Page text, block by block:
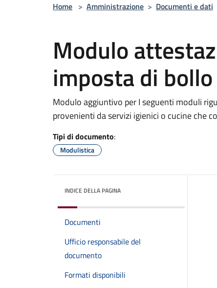
Home > Amministrazione > Documenti e dati
Modulo
imposta di bollo
Modulo aggiuntivo per I seguenti moduli
provenienti da servizi igienici o cucine che
Tipi di documento:
Modulistica
INDICE DELLA PAGINA
Documenti
Ufficio responsabile del
documento
Formati disponibili